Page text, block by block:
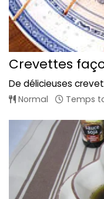
Crevettes
De délicieuses
Normal Temps